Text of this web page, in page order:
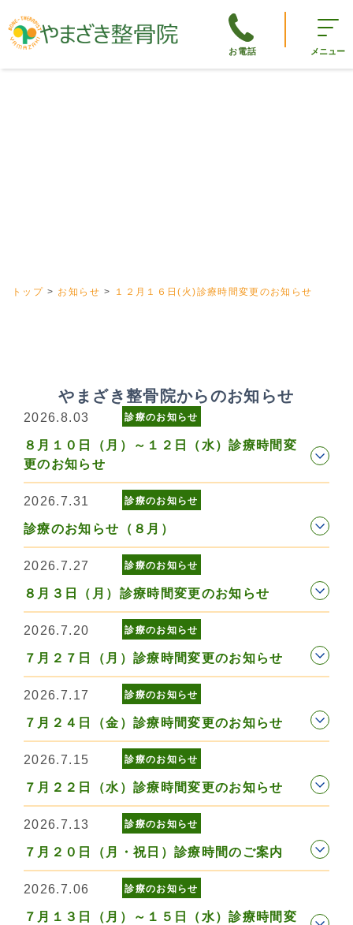
お電話 メニュー
トップ お知らせ １２月１６日(火)診療時間変更のお知らせ
やまざき整骨院からのお知らせ
2026.8.03 診療のお知らせ
８月１０日（月）～１２日（水）診療時間変
更のお知らせ
2026.7.31 診療のお知らせ
診療のお知らせ（８月）
2026.7.27 診療のお知らせ
８月３日（月）診療時間変更のお知らせ
2026.7.20 診療のお知らせ
７月２７日（月）診療時間変更のお知らせ
2026.7.17 診療のお知らせ
７月２４日（金）診療時間変更のお知らせ
2026.7.15 診療のお知らせ
７月２２日（水）診療時間変更のお知らせ
2026.7.13 診療のお知らせ
７月２０日（月・祝日）診療時間のご案内
2026.7.06 診療のお知らせ
７月１３日（月）～１５日（水）診療時間変